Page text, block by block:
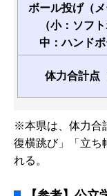
ボール投げ（メ
（小：ソフ
中：ハンドボ
体力合計点
※本県は、体力合
復横跳び」「立ち
れる。